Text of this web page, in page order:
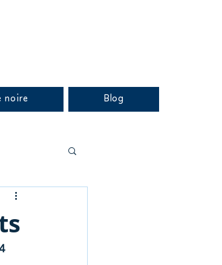
noire Blog